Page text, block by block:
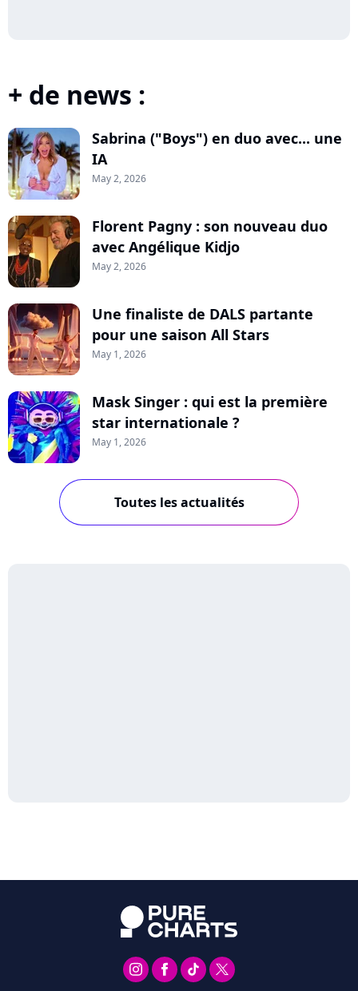
+ de news :
Sabrina ("Boys") en duo avec... une
IA
May 2, 2026
Florent Pagny : son nouveau duo
avec Angélique Kidjo
May 2, 2026
Une finaliste de DALS partante
pour une saison All Stars
May 1, 2026
Mask Singer : qui est la première
star internationale ?
May 1, 2026
Toutes les actualités